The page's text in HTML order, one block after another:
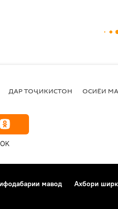
ДАР ТОҶИКИСТОН ОСИЁИ
OK
мавод Ахбори